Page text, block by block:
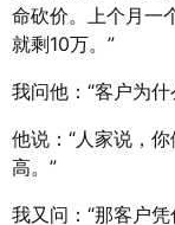
命砍价。上个月一
就剩10万。”
我问他：“客户为什
他说：“人家说，
高。”
我又问：“那客户